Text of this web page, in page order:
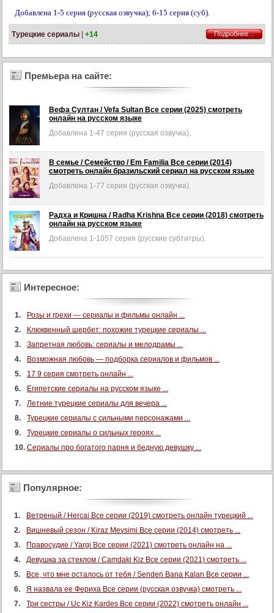
Добавлена 1-5 серия (русская озвучка); 6-15 серия (суб).
Турецкие сериалы +14 Подробнее...
Премьера на сайте:
Вефа Султан / Vefa Sultan Все серии (2025) смотреть
онлайн на русском языке
Добавлена
1-
47
(русская
озвучка).
Добавлена 1-47 серия (русская озвучка).
В семье / Семейство / Em Familia Все серии (2014)
смотреть онлайн бразильский сериал на русском языке
Добавлена
1-
77
озвучка).
Добавлена 1-77 серия (русская озвучка).
Радха и Кришна / Radha Krishna Все серии (2018) смотреть
онлайн на русском языке
Добавлена
1-
1057
(русские
Добавлена 1-1057 серия (русские субтитры).
Интересное:
Розы и грехи — сериалы и фильмы онлайн ...
Клюквенный шербет: похожие турецкие сериалы ...
Запретная любовь: сериалы и мелодрамы ...
Возможная любовь — подборка сериалов и фильмов ...
17 9 серия смотреть онлайн ...
Египетские сериалы на русском языке ...
Летние турецкие сериалы для вечера ...
Турецкие сериалы с сильными персонажами ...
Турецкие сериалы о сильных героях ...
Сериалы про богатого парня и бедную девушку ...
Популярное:
Ветреный / Hercai Все серии (2019) смотреть онлайн турецкий ...
Вишневый сезон / Kiraz Mevsimi Все серии (2014) смотреть ...
Правосудие / Yargi Все серии (2021) смотреть онлайн на ...
Девушка за стеклом / Camdaki Kiz Все серии (2021) смотреть ...
Все, что мне осталось от тебя / Senden Bana Kalan Все серии ...
Я назвала ее Фериха Все серии (русская озвучка) смотреть ...
Три сестры / Uc Kiz Kardes Все серии (2022) смотреть онлайн ...